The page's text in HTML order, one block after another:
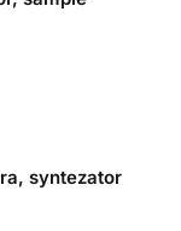
syntezator